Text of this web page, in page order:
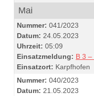
Mai
Nummer: 041/2023
Datum: 24.05.2023
Uhrzeit: 05:09
Einsatzmeldung: B 3
Einsatzort: Karpfhofen
Nummer: 040/2023
Datum: 21.05.2023